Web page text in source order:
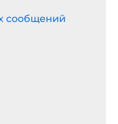
сообщений